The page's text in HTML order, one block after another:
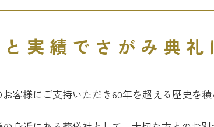
実績で さがみ典
客様に ご支持いただき60年を超える歴史を